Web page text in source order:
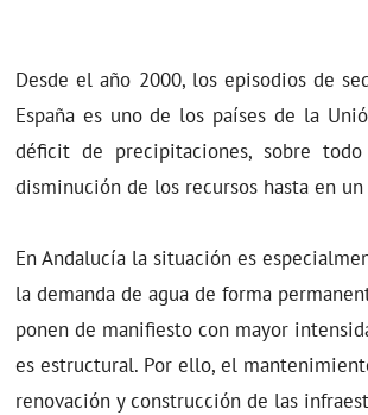
Desde el año 2000, los episodios de
España es uno de los países de la
déficit de precipitaciones, sobre
disminución de los recursos hasta en un
En Andalucía la situación es
la demanda de agua de forma
ponen de manifiesto con mayor
es estructural. Por ello, el
renovación y construcción de las